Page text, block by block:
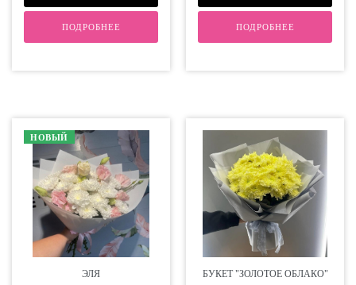
ПОДРОБНЕЕ ПОДРОБНЕЕ
НОВЫЙ
ЭЛЯ БУКЕТ "ЗОЛОТОЕ ОБЛАКО"